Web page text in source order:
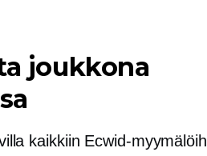
joukkona
kaikkiin Ecwid-